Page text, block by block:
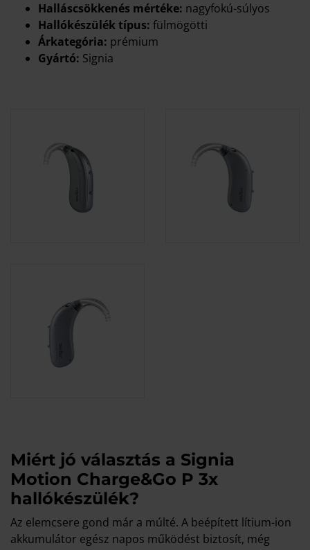
Halláscsökkenés mértéke: nagyfokú-súlyos
Hallókészülék típus: fülmögötti
Árkategória: prémium
Gyártó: Signia
Miért jó választás a Signia
Motion Charge&Go P 3x
hallókészülék?
Az elemcsere gond már a múlté. A beépített lítium-ion
akkumulátor egész napos működést biztosít, még